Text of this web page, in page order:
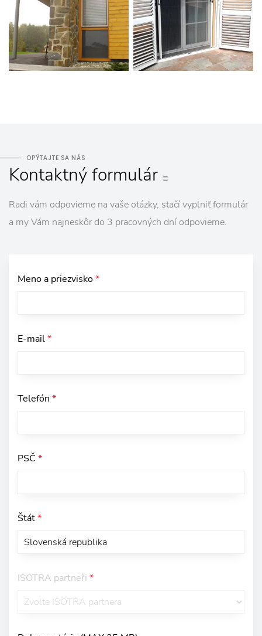
OPÝTAJTE SA NÁS
Kontaktnýformulár
Radi vám odpovieme na vaše otázky, stačí vyplniť formulár
a my Vám najneskôr do 3 pracovných dní odpovieme.
Meno a priezvisko*
E-mail*
Telefón *
PSČ *
Štát*
ISOTRA partneři *